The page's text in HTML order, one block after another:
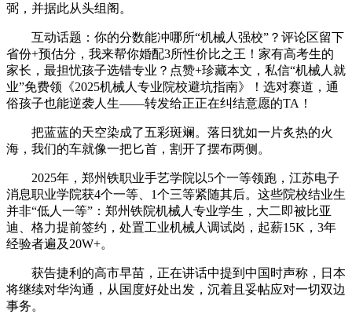
弼，并据此从头组阁。
互动话题：你的分数能冲哪所“机械人强校”？评论区留下
省份+预估分，我来帮你婚配3所性价比之王！家有高考生的
家长，最担忧孩子选错专业？点赞+珍藏本文，私信“机械人就
业”免费领《2025机械人专业院校避坑指南》！选对赛道，通
俗孩子也能逆袭人生——转发给正正在纠结意愿的TA！
把蓝蓝的天空染成了五彩斑斓。落日犹如一片炙热的火
海，我们的车就像一把匕首，割开了摆布两侧。
2025年，郑州铁职业手艺学院以5个一等领跑，江苏电子
消息职业学院获4个一等、1个三等紧随其后。这些院校结业生
并非“低人一等”：郑州铁院机械人专业学生，大二即被比亚
迪、格力提前签约，处置工业机械人调试岗，起薪15K，3年
经验者遍及20W+。
获告捷利的高市早苗，正在讲话中提到中国时声称，日本
将继续对华沟通，从国度好处出发，沉着且妥帖应对一切双边
事务。